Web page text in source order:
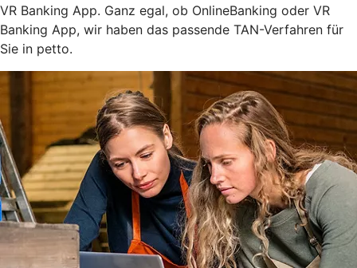
VR Banking App. Ganz egal, ob OnlineBanking oder VR
Banking App, wir haben das passende TAN-Verfahren für
Sie in petto.